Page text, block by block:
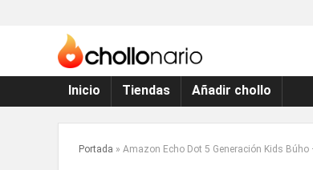
Inicio Tiendas Añadir chollo
Portada » Amazon Echo Dot 5 Generación Kids